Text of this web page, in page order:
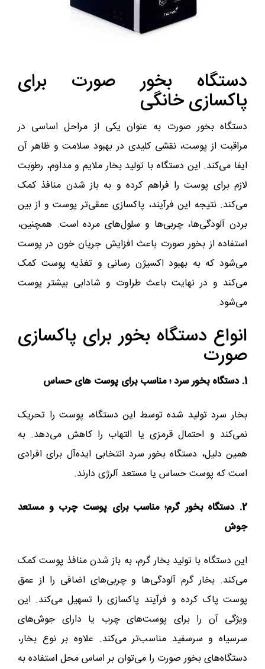
دستگاه بخور صورت برای
پاکسازی خانگی
دستگاه بخور صورت به عنوان یکی از مراحل اساسی در
مراقبت از پوست، نقشی کلیدی در بهبود سلامت و ظاهر آن
ایفا می‌کند. این دستگاه با تولید بخار ملایم و مداوم، رطوبت
لازم برای پوست را فراهم کرده و به باز شدن منافذ کمک
می‌کند. نتیجه این فرآیند، پاکسازی عمقی‌تر پوست و از بین
بردن آلودگی‌ها، چربی‌ها و سلول‌های مرده است. همچنین،
استفاده از بخور صورت باعث افزایش جریان خون در پوست
می‌شود که به بهبود اکسیژن‌ رسانی و تغذیه پوست کمک
می‌کند و در نهایت باعث طراوت و شادابی بیشتر پوست
می‌شود.
انواع دستگاه بخور برای پاکسازی
صورت
1. دستگاه بخور سرد ؛ مناسب برای پوست های حساس
بخار سرد تولید شده توسط این دستگاه، پوست را تحریک
نمی‌کند و احتمال قرمزی یا التهاب را کاهش می‌دهد. به
همین دلیل، دستگاه بخور سرد انتخابی ایده‌آل برای افرادی
است که پوست حساس یا مستعد آلرژی دارند.
2. دستگاه بخور گرم؛ مناسب برای پوست چرب و مستعد
جوش
این دستگاه با تولید بخار گرم، به باز شدن منافذ پوست کمک
می‌کند. بخار گرم آلودگی‌ها و چربی‌های اضافی را از عمق
پوست پاک کرده و فرآیند پاکسازی را تسهیل می‌کند. این
ویژگی آن را برای پوست‌های چرب یا دارای جوش‌های
سرسیاه و سرسفید مناسب‌تر می‌کند. علاوه بر نوع بخار،
دستگاه‌های بخور صورت را می‌توان بر اساس محل استفاده به